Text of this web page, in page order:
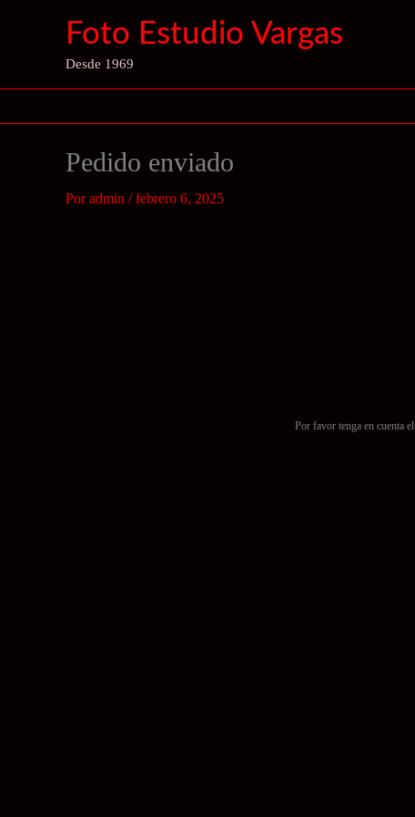
Foto Estudio Vargas
Desde 1969
Pedido enviado
Poradmin /febrero 6, 2025
Por favor tenga en cuenta el